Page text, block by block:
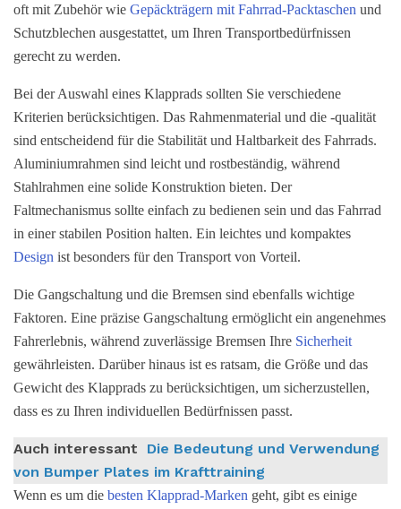
oft mit Zubehör wie Gepäckträgern mit Fahrrad-Packtaschen und
Schutzblechen ausgestattet, um Ihren Transportbedürfnissen
gerecht zu werden.
Bei der Auswahl eines Klapprads sollten Sie verschiedene
Kriterien berücksichtigen. Das Rahmenmaterial und die -qualität
sind entscheidend für die Stabilität und Haltbarkeit des Fahrrads.
Aluminiumrahmen sind leicht und rostbeständig, während
Stahlrahmen eine solide Konstruktion bieten. Der
Faltmechanismus sollte einfach zu bedienen sein und das Fahrrad
in einer stabilen Position halten. Ein leichtes und kompaktes
Design ist besonders für den Transport von Vorteil.
Die Gangschaltung und die Bremsen sind ebenfalls wichtige
Faktoren. Eine präzise Gangschaltung ermöglicht ein angenehmes
Fahrerlebnis, während zuverlässige Bremsen Ihre Sicherheit
gewährleisten. Darüber hinaus ist es ratsam, die Größe und das
Gewicht des Klapprads zu berücksichtigen, um sicherzustellen,
dass es zu Ihren individuellen Bedürfnissen passt.
Auch interessant
Die Bedeutung und Verwendung
von Bumper Plates im Krafttraining
Wenn es um die besten Klapprad-Marken geht, gibt es einige